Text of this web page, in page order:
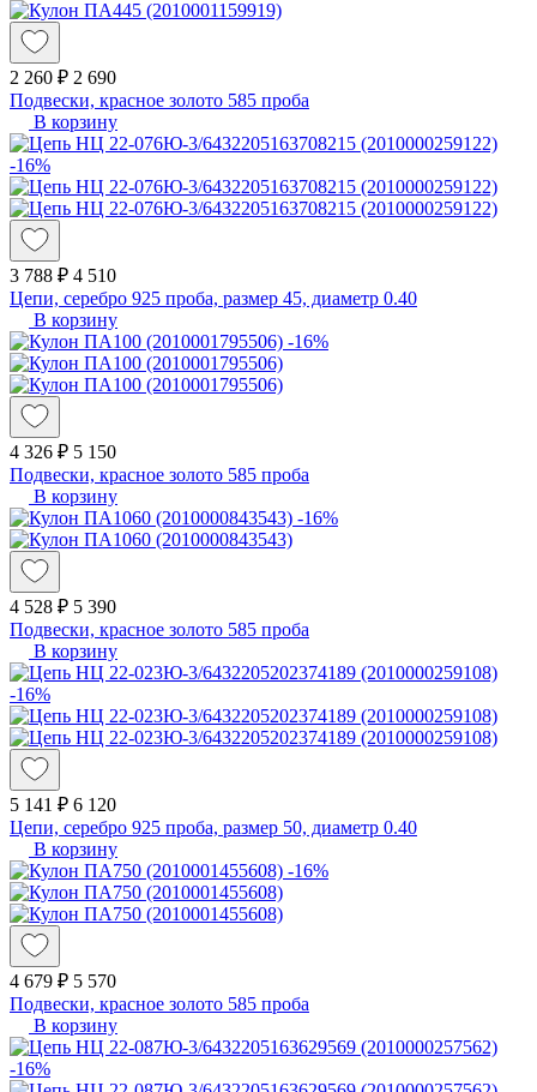
2 260 ₽ 2 690
Подвески, красное золото 585 проба
В корзину
-16%
3 788 ₽ 4 510
Цепи, серебро 925 проба, размер 45, диаметр 0.40
В корзину
-16%
4 326 ₽ 5 150
Подвески, красное золото 585 проба
В корзину
-16%
4 528 ₽ 5 390
Подвески, красное золото 585 проба
В корзину
-16%
5 141 ₽ 6 120
Цепи, серебро 925 проба, размер 50, диаметр 0.40
В корзину
-16%
4 679 ₽ 5 570
Подвески, красное золото 585 проба
В корзину
-16%